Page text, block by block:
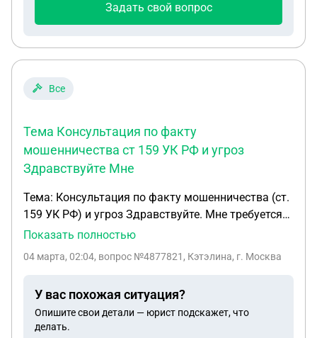
Задать свой вопрос
Все
Тема Консультация по факту
мошенничества ст 159 УК РФ и угроз
Здравствуйте Мне
Тема: Консультация по факту мошенничества (ст.
159 УК РФ) и угроз Здравствуйте. Мне требуется
срочная юридическая консультация по
Краткое описание участников (для ясности): 1. Я:
пользователь). 2. Мошенник (М): Мужчина, с
которым я познакомилась для общения. Его
контакты: предположительный адрес (найденный
Показать полностью
04 марта, 02:04, вопрос №4877821, Кэтэлина, г. Москва
У вас похожая ситуация?
Опишите свои детали — юрист подскажет, что
делать.